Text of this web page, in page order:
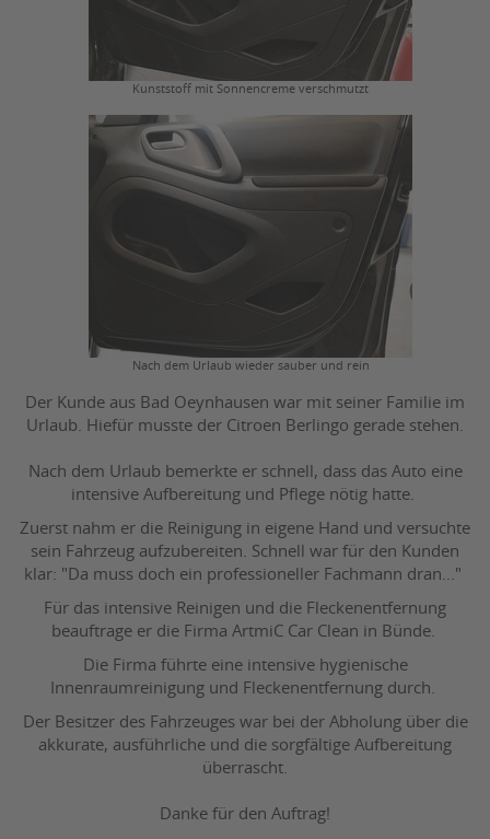
Kunststoff mit Sonnencreme verschmutzt
Nach dem Urlaub wieder sauber und rein
Der Kunde aus Bad Oeynhausen war mit seiner Familie im
Urlaub. Hiefür musste der Citroen Berlingo gerade stehen.
Nach dem Urlaub bemerkte er schnell, dass das Auto eine
intensive Aufbereitung und Pflege nötig hatte.
Zuerst nahm er die Reinigung in eigene Hand und versuchte
sein Fahrzeug aufzubereiten. Schnell war für den Kunden
klar: "Da muss doch ein professioneller Fachmann dran..."
Für das intensive Reinigen und die Fleckenentfernung
beauftrage er die Firma ArtmiC Car Clean in Bünde.
Die Firma führte eine intensive hygienische
Innenraumreinigung und Fleckenentfernung durch.
Der Besitzer des Fahrzeuges war bei der Abholung über die
akkurate, ausführliche und die sorgfältige Aufbereitung
überrascht.
Danke für den Auftrag!